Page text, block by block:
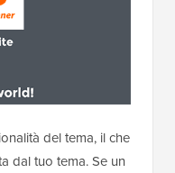
del tema, il che
dal tuo tema. Se un